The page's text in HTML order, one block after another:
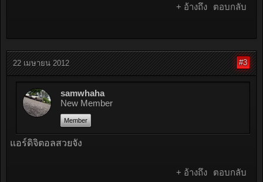
+ อ้างถึง ตอบกลับ
22 เมษายน 2012 #3
samwhaha
New Member
Member
แอร์ดิจิตอลสวยจัง
+ อ้างถึง ตอบกลับ